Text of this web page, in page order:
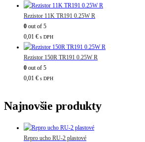
Rezistor 11K TR191 0.25W R
0 out of 5
0,01 € s DPH
Rezistor 150R TR191 0.25W R
0 out of 5
0,01 € s DPH
Najnovšie produkty
Repro ucho RU-2 plastové